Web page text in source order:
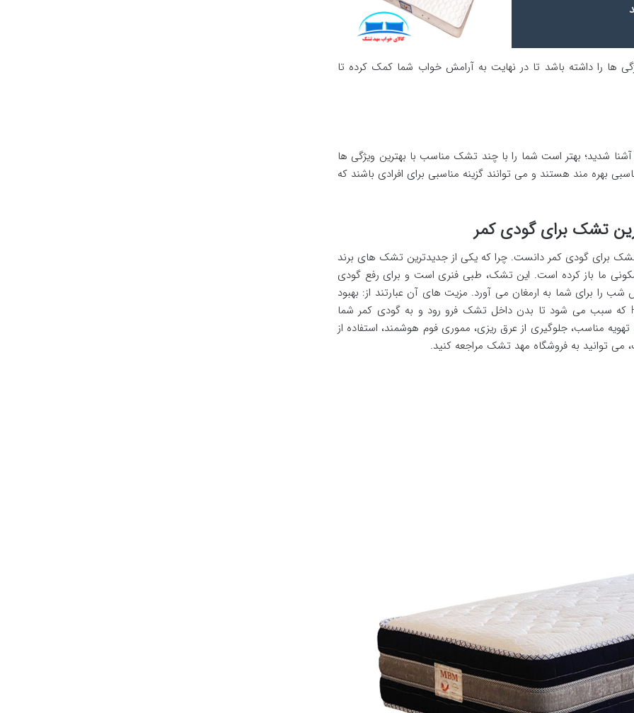
ها را داشته باشد تا در نهایت به آرامش خواب شما کمک کرده تا
شدید؛ بهتر است شما را با چند تشک مناسب با بهترین ویژگی ها
بهره مند هستند و می توانند گزینه مناسبی برای افرادی باشند که
برای گودی کمر دانست. چرا که یکی از جدیدترین تشک های برند
ما باز کرده است. این تشک، طبی فنری است و برای رفع گودی
برای شما به ارمغان می آورد. مزیت های آن عبارتند از: بهبود
گردش خون، خنک کننده، حفظ تعادل بدن، داری اسفنج HR که سبب می شود تا بدن داخل تشک فرو رود و به گودی کمر شما
مناسب، جلوگیری از عرق ریزی، مموری فوم هوشمند، استفاده از
توانید به فروشگاه مهد تشک مراجعه کنید.